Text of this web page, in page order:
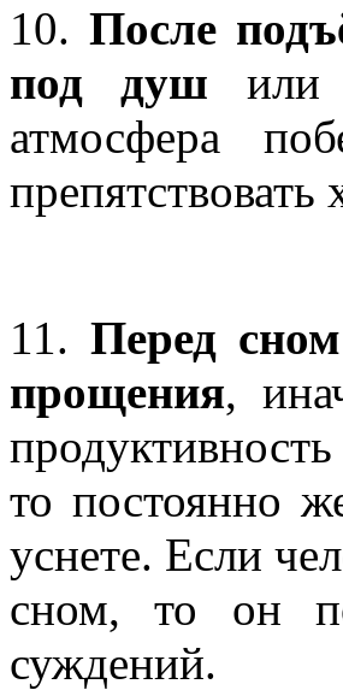
10.После
под душ или
атмосфера
11.Перед
прощения,
то постоянно
уснете. Если
сном, то он
суждений.